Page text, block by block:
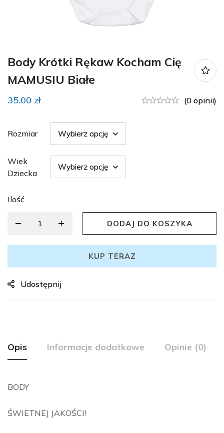
Body Krótki Rękaw Kocham Cię
MAMUSIU Białe
35.00 zł (0 opinii)
Rozmiar
Wiek
Dziecka
Ilość
DODAJ DO KOSZYKA
KUP TERAZ
Udostępnij
Opis Informacje dodatkowe Opinie (0)
BODY
ŚWIETNEJ JAKOŚCI!